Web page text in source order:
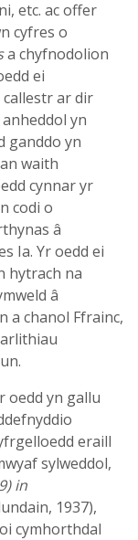
etc. ac offer
cyfres o
a chyfnodolion
ei
ar dir
yn
ganddo yn
waith
cynnar yr
codi o
â
Ia. Yr oedd ei
hytrach na
â
a chanol Ffrainc,
oedd yn gallu
eraill
sylweddol,
in
1937),
cymhorthdal